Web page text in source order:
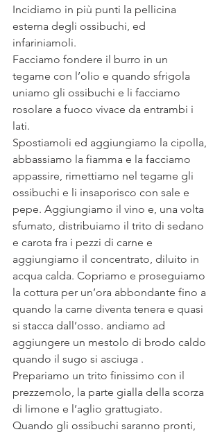
Incidiamo in più punti la pellicina
esterna degli ossibuchi, ed
infariniamoli.
Facciamo fondere il burro in un
tegame con l’olio e quando sfrigola
uniamo gli ossibuchi e li facciamo
rosolare a fuoco vivace da entrambi i
lati.
Spostiamoli ed aggiungiamo la cipolla,
abbassiamo la fiamma e la facciamo
appassire, rimettiamo nel tegame gli
ossibuchi e li insaporisco con sale e
pepe. Aggiungiamo il vino e, una volta
sfumato, distribuiamo il trito di sedano
e carota fra i pezzi di carne e
aggiungiamo il concentrato, diluito in
acqua calda. Copriamo e proseguiamo
la cottura per un’ora abbondante fino a
quando la carne diventa tenera e quasi
si stacca dall’osso. andiamo ad
aggiungere un mestolo di brodo caldo
quando il sugo si asciuga .
Prepariamo un trito finissimo con il
prezzemolo, la parte gialla della scorza
di limone e l’aglio grattugiato.
Quando gli ossibuchi saranno pronti,